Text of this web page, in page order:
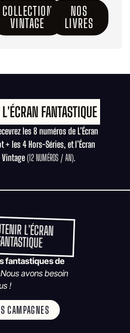
COLLECTION
VINTAGE
NOS
LIVRES
FANTASTIQUE
les 8 numéros de L’Écran
+ les 4 Hors-Séries, et l’Écran
(12 NUMÉROS / AN).
L'ÉCRAN
fantastiques de
Nous avons besoin
!
CAMPAGNES